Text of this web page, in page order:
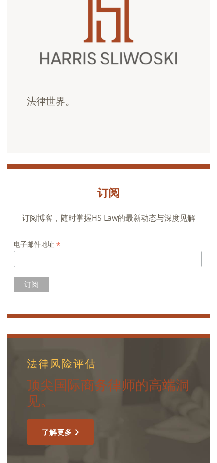
法律世界。
订阅
订阅博客，随时掌握HS Law的最新动态与深度见解
电子邮件地址 *
法律风险评估
顶尖国际商务律师的高端洞
见。
了解更多